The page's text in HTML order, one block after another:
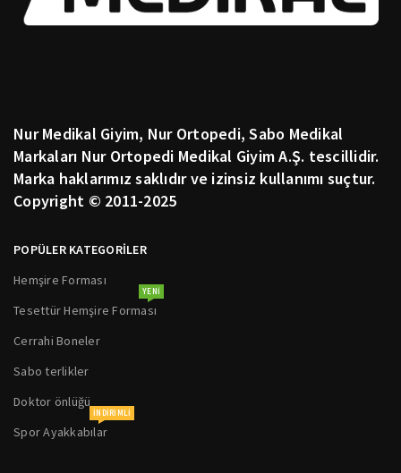
Nur Medikal Giyim, Nur Ortopedi, Sabo Medikal
Markaları Nur Ortopedi Medikal Giyim A.Ş. tescillidir.
Marka haklarımız saklıdır ve izinsiz kullanımı suçtur.
Copyright © 2011-2025
POPÜLER KATEGORİLER
Hemşire Forması
Tesettür Hemşire Forması
YENI
Cerrahi Boneler
Sabo terlikler
Doktor önlüğü
Spor Ayakkabılar
INDIRIMLI